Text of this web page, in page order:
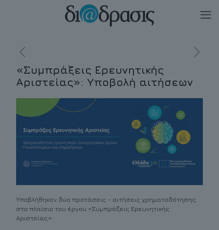
«Συμπράξεις Ερευνητικής
Αριστείας»: Υποβολή αιτήσεων
Υποβλήθηκαν δύο προτάσεις – αιτήσεις χρηματοδότησης
στο πλαίσιο του έργου «Συμπράξεις Ερευνητικής
Αριστείας».